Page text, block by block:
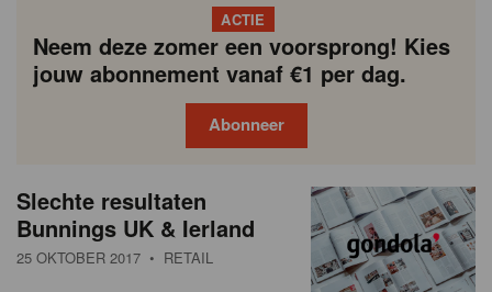
ACTIE
Neem deze zomer een voorsprong! Kies
jouw abonnement vanaf €1 per dag.
Abonneer
N
e
Slechte resultaten
Bunnings UK & Ierland
25 OKTOBER 2017 • RETAIL
P
a
g
Vorige
Page
Page
Page
Page
Current
page
Page
Page
Page
Page
Volgende
academy
society